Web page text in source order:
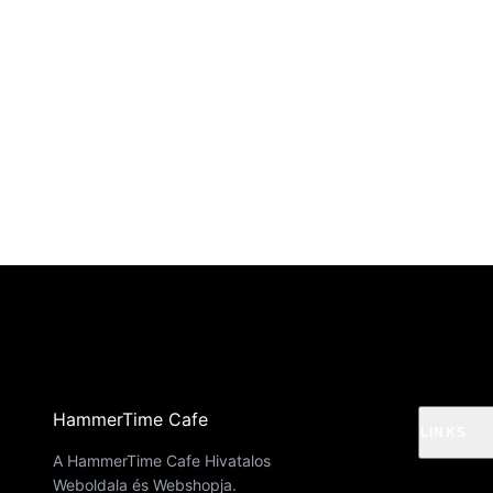
HammerTime Cafe
A HammerTime Cafe Hivatalos
Weboldala és Webshopja.